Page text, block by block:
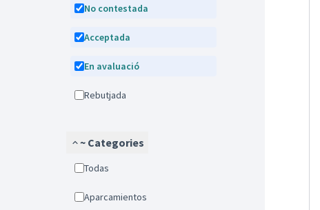
No contestada
Acceptada
En avaluació
Rebutjada
~ Categories
Todas
Aparcamientos